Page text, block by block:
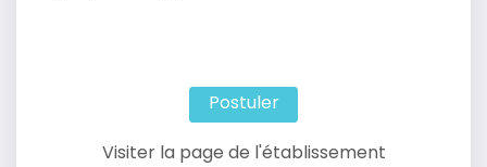
Postuler
Visiter la page de l'établissement